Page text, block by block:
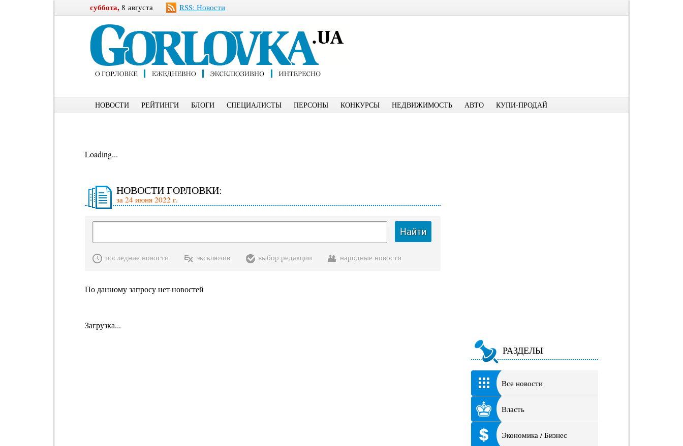
суббота, 8 августа RSS: Новости
НОВОСТИ РЕЙТИНГИ БЛОГИ СПЕЦИАЛИСТЫ ПЕРСОНЫ КОНКУРСЫ НЕДВИЖИМОСТЬ АВТО КУПИ-ПРОДАЙ
Loading...
НОВОСТИ ГОРЛОВКИ:
за 24 июня 2022 г.
Найти
последние новости эксклюзив выбор редакции народные новости
По данному запросу нет новостей
Загрузка...
РАЗДЕЛЫ
Все новости
Власть
Экономика / Бизнес